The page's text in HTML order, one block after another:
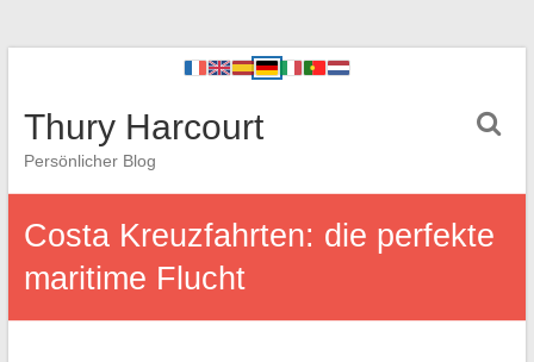
Thury Harcourt
Persönlicher Blog
Costa Kreuzfahrten: die perfekte
maritime Flucht